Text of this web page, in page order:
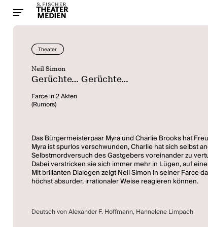
Theater
Neil Simon
Gerüchte... Gerüchte...
Farce in 2 Akten
(Rumors)
Das Bürgermeisterpaar Myra und Charlie Brooks hat
Myra ist spurlos verschwunden, Charlie hat sich selbst
Selbstmordversuch des Gastgebers voreinander zu
Dabei verstricken sie sich immer mehr in Lügen, auf
Mit brillanten Dialogen zeigt Neil Simon in seiner Farce
höchst absurder, irrationaler Weise reagieren können.
Deutsch von Alexander F. Hoffmann, Hannelene Limpach